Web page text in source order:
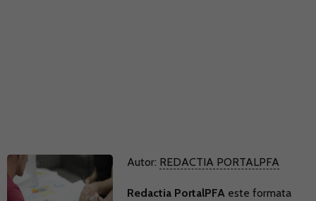
Autor: REDACTIA PORTALPFA
Redactia PortalPFA este formata